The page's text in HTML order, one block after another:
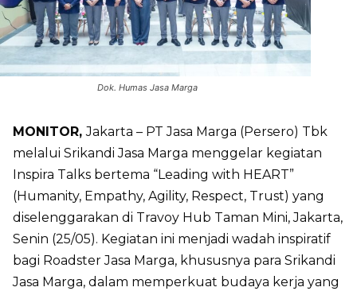
Dok. Humas Jasa Marga
MONITOR,Jakarta – PT Jasa Marga (Persero) Tbk
melalui Srikandi Jasa Marga menggelar kegiatan
Inspira Talks bertema “Leading with HEART”
(Humanity, Empathy, Agility, Respect, Trust) yang
diselenggarakan di Travoy Hub Taman Mini, Jakarta,
Senin (25/05). Kegiatan ini menjadi wadah inspiratif
bagi Roadster Jasa Marga, khususnya para Srikandi
Jasa Marga, dalam memperkuat budaya kerja yang